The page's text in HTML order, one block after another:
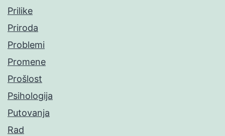
Prilike
Priroda
Problemi
Promene
Prošlost
Psihologija
Putovanja
Rad